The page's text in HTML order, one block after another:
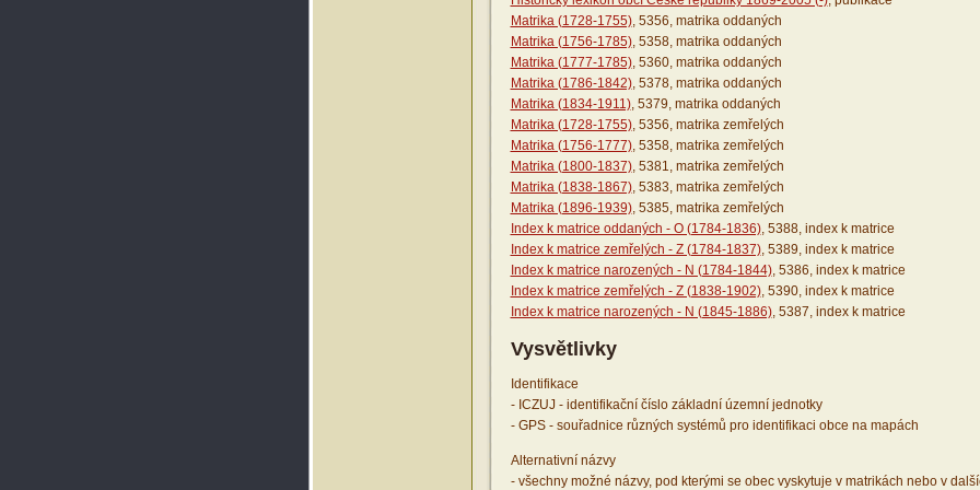
Matrika (1728-1755), 5356, matrika oddaných
Matrika (1756-1785), 5358, matrika oddaných
Matrika (1777-1785), 5360, matrika oddaných
Matrika (1786-1842), 5378, matrika oddaných
Matrika (1834-1911), 5379, matrika oddaných
Matrika (1728-1755), 5356, matrika zemřelých
Matrika (1756-1777), 5358, matrika zemřelých
Matrika (1800-1837), 5381, matrika zemřelých
Matrika (1838-1867), 5383, matrika zemřelých
Matrika (1896-1939), 5385, matrika zemřelých
Index k matrice oddaných - O (1784-1836), 5388, index k matrice
Index k matrice zemřelých - Z (1784-1837), 5389, index k matrice
Index k matrice narozených - N (1784-1844), 5386, index k matrice
Index k matrice zemřelých - Z (1838-1902), 5390, index k matrice
Index k matrice narozených - N (1845-1886), 5387, index k matrice
Vysvětlivky
Identifikace
- ICZUJ - identifikační číslo základní územní jednotky
- GPS - souřadnice různých systémů pro identifikaci obce na mapách
Alternativní názvy
- všechny možné názvy, pod kterými se obec vyskytuje v matrikách nebo v